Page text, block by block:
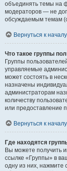
объединять темы на
модераторов — не
обсуждаемым темам
Вернуться к началу
Что такое группы
Группы
управляемые
может состоять в
назначены
администраторам
количеству
или предоставление
Вернуться к началу
Где находятся
Вы можете получить
ссылке «Группы» в
одну из них, нажмите